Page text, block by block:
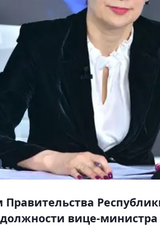
вице-министра